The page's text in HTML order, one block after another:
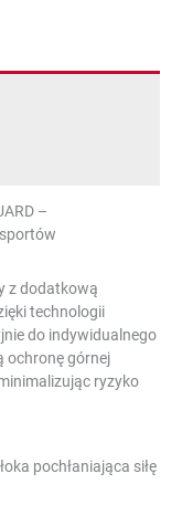
–
z dodatkową
technologii
do indywidualnego
ochronę górnej
ryzyko
pochłaniająca siłę